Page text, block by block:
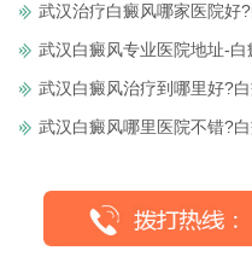
武汉治疗白癜风哪家医院好
武汉白癜风专业医院地址-
武汉白癜风治疗到哪里好?
武汉白癜风哪里医院不错?